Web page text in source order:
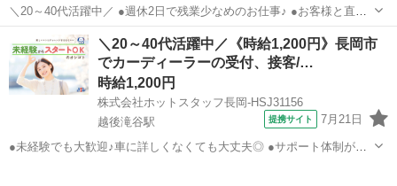
＼20～40代活躍中／ ●週休2日で残業少なめのお仕事♪ ●お客様と直接
関わることができるやりがいのなるお仕事♪ □■お仕事■□ 売店の販売ス
タッフとしてお客様をおもてなしする仕事です。 人気観光施設の売店
での業務全般...
南魚沼市 六日町駅 その他
＼20～40代活躍中／《時給1,200円》長岡市
でカーディーラーの受付、接客/…
時給1,200円
株式会社ホットスタッフ長岡-HSJ31156
越後滝谷駅
提携サイト 7月21日
●未経験でも大歓迎♪車に詳しくなくても大丈夫◎ ●サポート体制がし